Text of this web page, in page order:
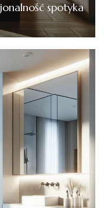
spotyka